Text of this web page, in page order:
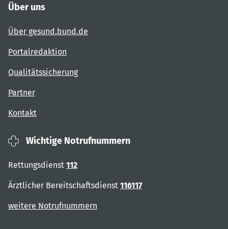
Über uns
Über gesund.bund.de
Portalredaktion
Qualitätssicherung
Partner
Kontakt
Wichtige Notrufnummern
Rettungsdienst 112
Ärztlicher Bereitschaftsdienst 116117
weitere Notrufnummern